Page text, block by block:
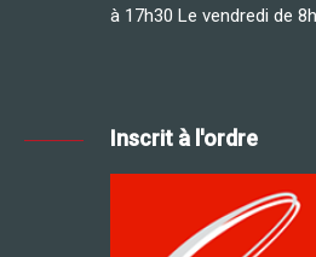
à 17h30 Le vendredi de
Inscrit à l'ordre